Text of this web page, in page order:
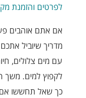
לפרטים והזמנת
אם אתם אוהבים
מדריך שיוביל
עם מים צלולים,
לקפוץ למים. משך
כך שאל תחששו אם